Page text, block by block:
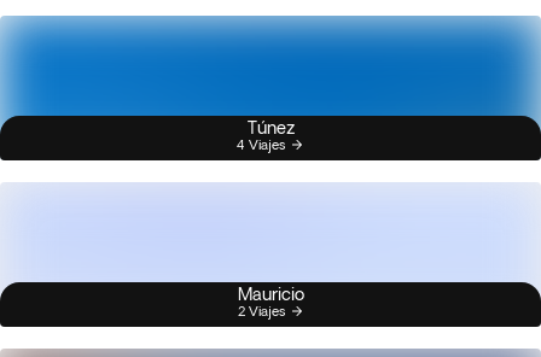
Túnez
4 Viajes
Mauricio
2 Viajes